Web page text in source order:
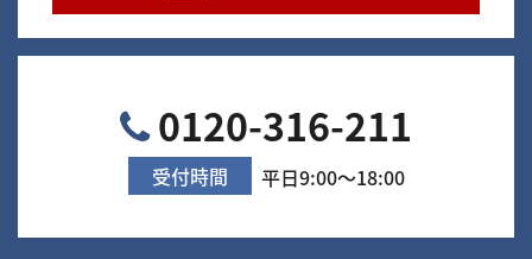
0120-316-211
受付時間 平日9:00～18:00